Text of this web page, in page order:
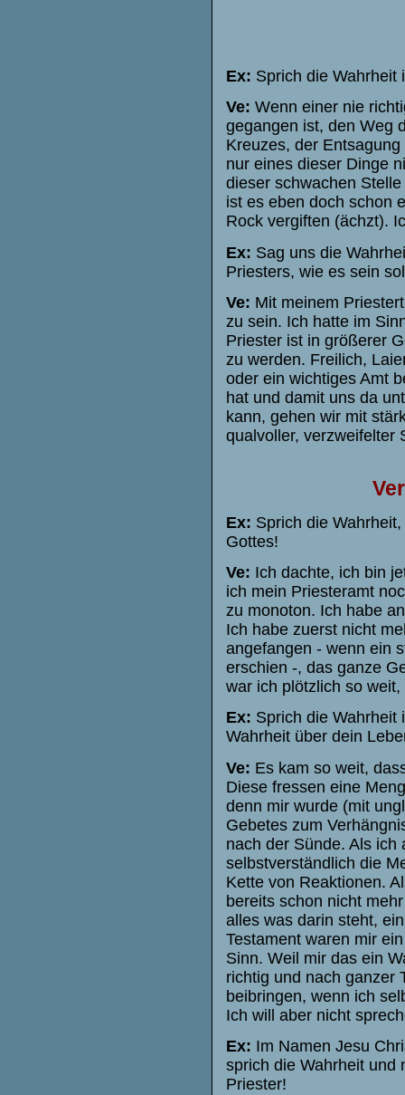
Ex: Sprich die Wahrheit
Ve: Wenn einer nie
gegangen ist, den Weg
Kreuzes, der
nur eines dieser Dinge
dieser schwachen
ist es eben doch schon
Rock vergiften (ächzt).
Ex: Sag uns die
Priesters, wie es sein
Ve: Mit meinem
zu sein. Ich hatte im
Priester ist in größerer
zu werden. Freilich,
oder ein wichtiges Amt
hat und damit uns da
kann, gehen wir mit
qualvoller, verzweifelter
Ex: Sprich die
Gottes!
Ve: Ich dachte, ich bin
ich mein Priesteramt
zu monoton. Ich habe
Ich habe zuerst nicht
angefangen - wenn ein
erschien -, das ganze
war ich plötzlich so
Ex: Sprich die Wahrheit
Wahrheit über dein
Ve: Es kam so weit,
Diese fressen eine
denn mir wurde (mit
Gebetes zum
nach der Sünde. Als ich
selbstverständlich die
Kette von Reaktionen.
bereits schon nicht
alles was darin steht,
Testament waren mir
Sinn. Weil mir das ein
richtig und nach ganzer
beibringen, wenn ich
Ich will aber nicht
Ex: Im Namen Jesu
sprich die Wahrheit und
Priester!